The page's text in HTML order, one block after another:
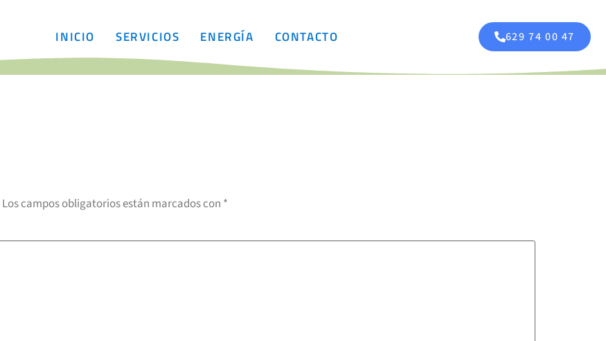
INICIO SERVICIOS ENERGÍA CONTACTO 629 74 00 47
Los campos obligatorios están marcados con *